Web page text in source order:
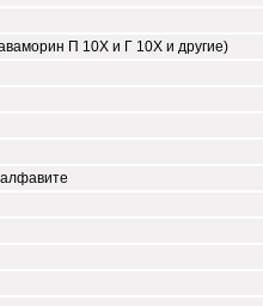
П 10Х и Г 10Х и другие)